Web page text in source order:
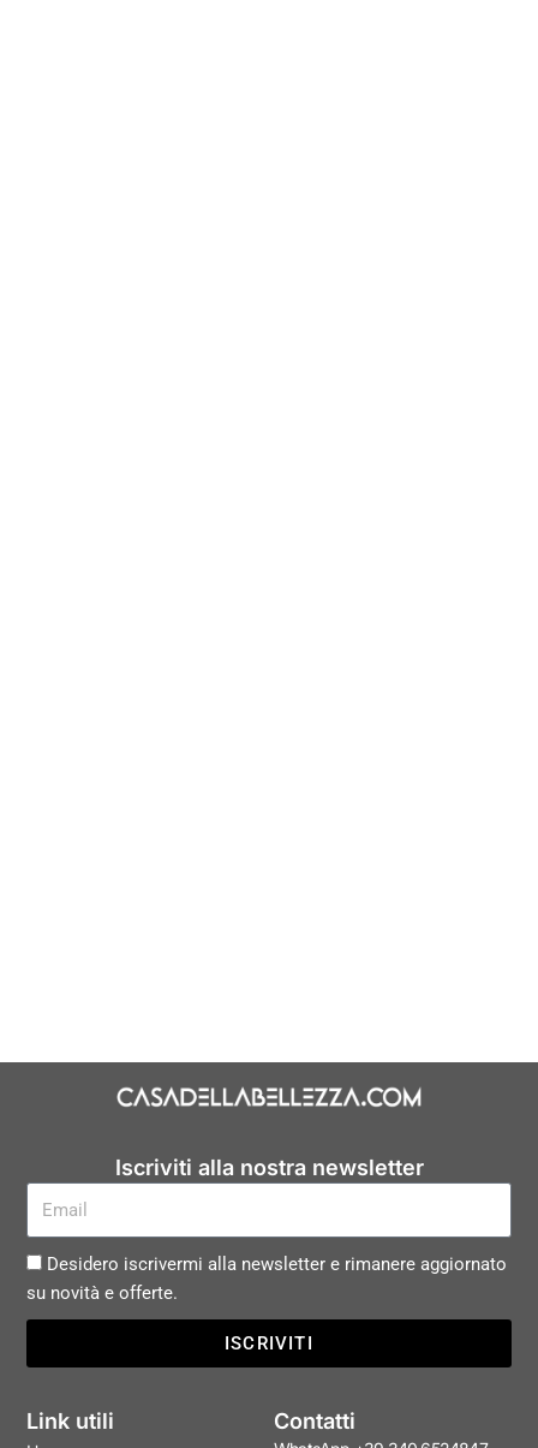
Link utili Contatti
Iscriviti alla nostra newsletter
Desidero iscrivermi alla newsletter e rimanere aggiornato
su novità e offerte.
ISCRIVITI